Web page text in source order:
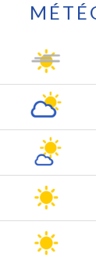
les 7 prochains
Précipitations